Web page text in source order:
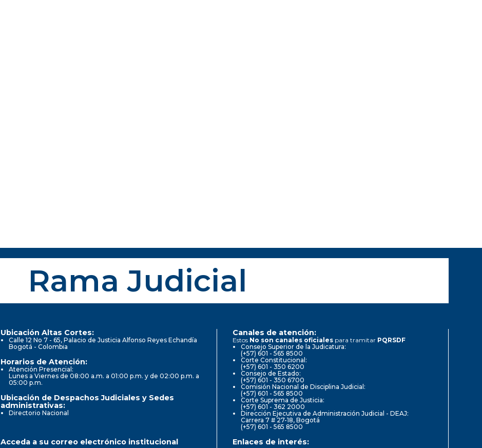
Rama Judicial
Ubicación Altas Cortes:
Calle 12 No 7 - 65, Palacio de Justicia Alfonso Reyes Echandía
Bogotá - Colombia
Horarios de Atención:
Atención Presencial:
Lunes a Viernes de 08:00 a.m. a 01:00 p.m. y de 02:00 p.m. a
05:00 p.m.
Ubicación de Despachos Judiciales y Sedes
administrativas:
Directorio Nacional
Canales de atención:
Estos No son canales oficiales para tramitar PQRSDF
Consejo Superior de la Judicatura:
(+57) 601 - 565 8500
Corte Constitucional:
(+57) 601 - 350 6200
Consejo de Estado:
(+57) 601 - 350 6700
Comisión Nacional de Disciplina Judicial:
(+57) 601 - 565 8500
Corte Suprema de Justicia:
(+57) 601 - 362 2000
Dirección Ejecutiva de Administración Judicial - DEAJ:
Carrera 7 # 27-18, Bogotá
(+57) 601 - 565 8500
Acceda a su correo electrónico institucional Enlaces de interés: